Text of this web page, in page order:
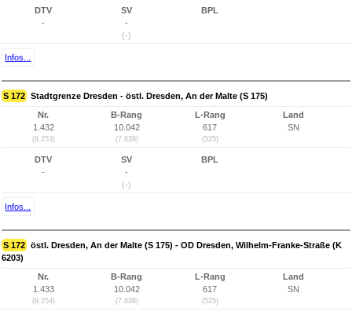
DTV
-
SV
-
(-)
BPL
Infos...
S 172 Stadtgrenze Dresden - östl. Dresden, An der Malte (S 175)
Nr.
1.432
(9.253)
B-Rang
10.042
(7.638)
L-Rang
617
(525)
Land
SN
DTV
-
SV
-
(-)
BPL
Infos...
S 172 östl. Dresden, An der Malte (S 175) - OD Dresden, Wilhelm-Franke-Straße (K
6203)
Nr.
1.433
(9.254)
B-Rang
10.042
(7.638)
L-Rang
617
(525)
Land
SN